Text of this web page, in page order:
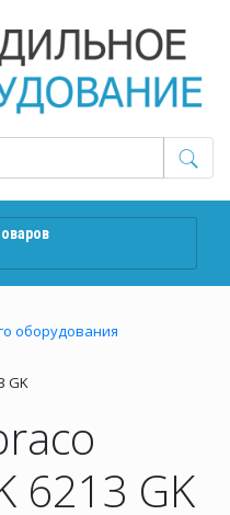
оборудования
GK
6213 GK